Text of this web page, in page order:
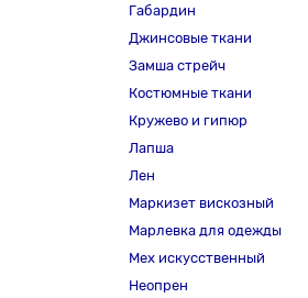
Габардин
Джинсовые ткани
Замша стрейч
Костюмные ткани
Кружево и гипюр
Лапша
Лен
Маркизет вискозный
Марлевка для одежды
Мех искусственный
Неопрен